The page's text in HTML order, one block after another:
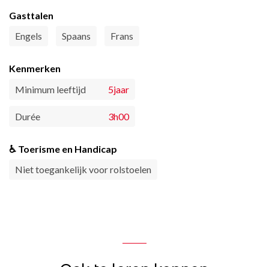
Gasttalen
Engels
Spaans Frans
Kenmerken
Minimum leeftijd
5jaar
Durée 3h00
♿ Toerisme en Handicap
Niet toegankelijk voor rolstoelen